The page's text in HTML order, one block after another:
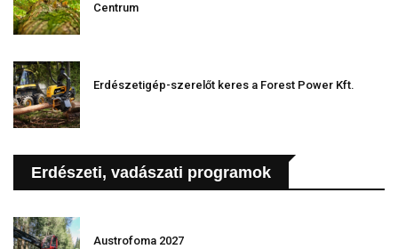
Centrum
Erdészetigép-szerelőt keres a Forest Power Kft.
Erdészeti, vadászati programok
Austrofoma 2027